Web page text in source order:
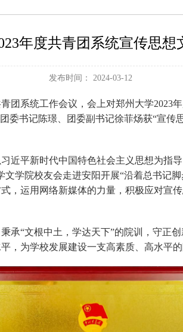
年度共青团系统宣传思想
发布时间： 2024-03-12
团系统工作会议，会上对郑州大学2023
委书记陈璟、团委副书记徐菲炀获“宣传
近平新时代中国特色社会主义思想为指
学院校友会走进安阳开展“沿着总书记
，运用网络新媒体的力量，积极应对宣
承“文根中土，学达天下”的院训，守正
，为学校发展建设一支高素质、高水平的